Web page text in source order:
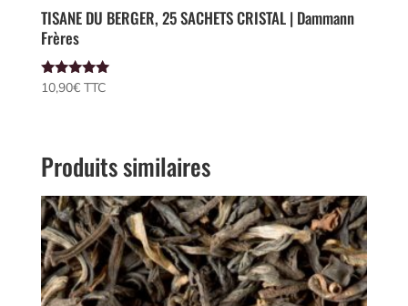
TISANE DU BERGER, 25 SACHETS CRISTAL | Dammann
Frères
Note
5.00
10,90€ TTC
Produits similaires